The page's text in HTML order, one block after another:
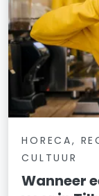
HORECA,
CULTUUR
Wanneer